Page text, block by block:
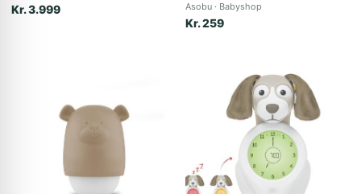
Kr. 3.999 Asobu Babyshop
Kr. 259